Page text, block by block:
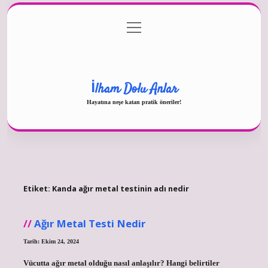
Gizlilik Politikası
menüyü
aç
İlham Dolu Anlar
Hayatına neşe katan pratik öneriler!
Etiket: Kanda ağır metal testinin adı nedir
Ağır Metal Testi Nedir
Tarih: Ekim 24, 2024
Vücutta ağır metal olduğu nasıl anlaşılır? Hangi belirtiler